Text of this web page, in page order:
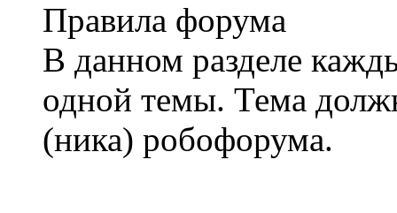
Правила форума
В данном разделе
одной темы. Тема
(ника) робофорума.